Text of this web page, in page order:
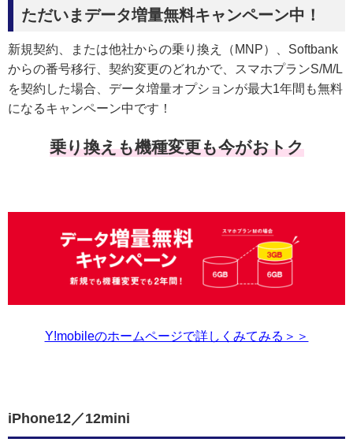
ただいまデータ増量無料キャンペーン中！
新規契約、または他社からの乗り換え（MNP）、Softbank
からの番号移行、契約変更のどれかで、スマホプランS/M/L
を契約した場合、データ増量オプションが最大1年間も無料
になるキャンペーン中です！
乗り換えも機種変更も今がおトク
Y!mobileのホームページで詳しくみてみる＞＞
iPhone12／12mini